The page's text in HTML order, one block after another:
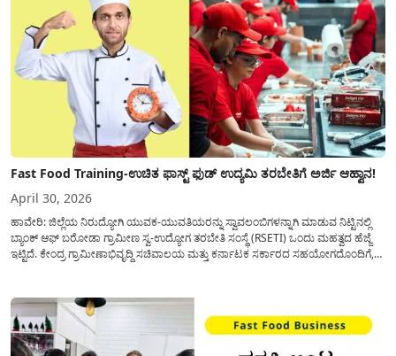
Fast Food Training-ಉಚಿತ ಫಾಸ್ಟ್ ಫುಡ್ ಉದ್ಯಮಿ ತರಬೇತಿಗೆ ಅರ್ಜಿ ಆಹ್ವಾನ!
April 30, 2026
ಹಾವೇರಿ: ಜಿಲ್ಲೆಯ ನಿರುದ್ಯೋಗಿ ಯುವಕ-ಯುವತಿಯರನ್ನು ಸ್ವಾವಲಂಬಿಗಳನ್ನಾಗಿ ಮಾಡುವ ನಿಟ್ಟಿನಲ್ಲಿ
ಬ್ಯಾಂಕ್ ಆಫ್ ಬರೋಡಾ ಗ್ರಾಮೀಣ ಸ್ವ-ಉದ್ಯೋಗ ತರಬೇತಿ ಸಂಸ್ಥೆ (RSETI) ಒಂದು ಮಹತ್ವದ ಹೆಜ್ಜೆ
ಇಟ್ಟಿದೆ. ಕೇಂದ್ರ ಗ್ರಾಮೀಣಾಭಿವೃದ್ಧಿ ಸಚಿವಾಲಯ ಮತ್ತು ಕರ್ನಾಟಕ ಸರ್ಕಾರದ ಸಹಯೋಗದೊಂದಿಗೆ,